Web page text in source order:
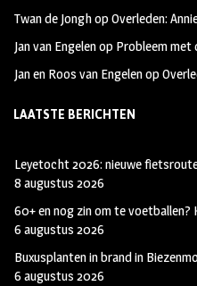
Twan de JonghopOverleden:
Jan van Engelenop Probleem met
Jan en Roos van Engelenop
LAATSTE BERICHTEN
Leyetocht 2026: nieuwe
8 augustus 2026
60+ en nog zin om te voetballen?
6 augustus 2026
Buxusplanten in brand in
6 augustus 2026